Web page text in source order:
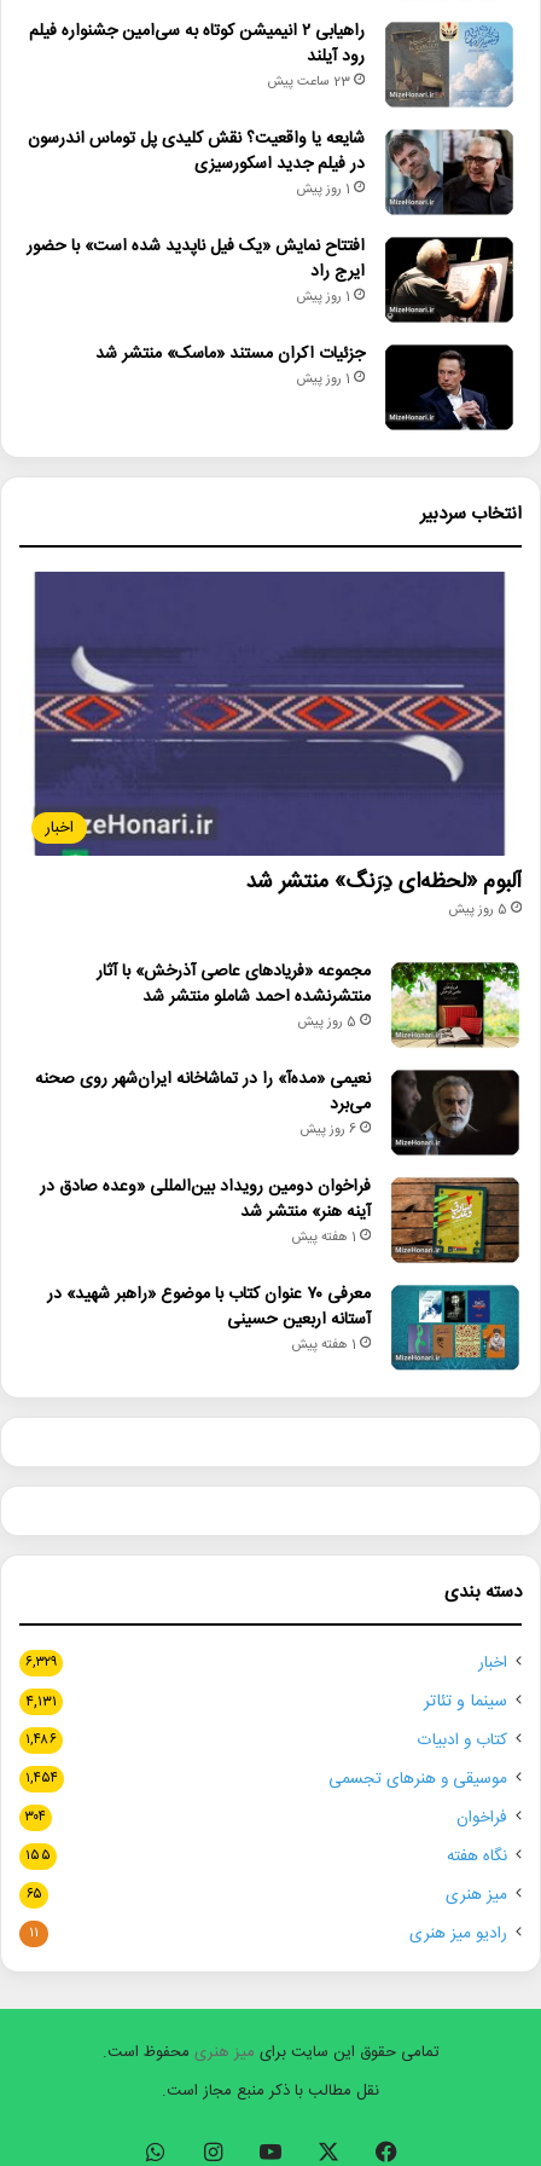
تندیس_حافظ جشن_حافظ
فراخوان
فراخوان_فیلم_کوتاه
راهیابی ۲ انیمیشن کوتاه به سی‌امین جشنواره فیلم
رود آیلند
23 ساعت پیش
شایعه یا واقعیت؟ نقش کلیدی پل توماس اندرسون
در فیلم جدید اسکورسیزی
1 روز پیش
افتتاح نمایش «یک فیل ناپدید شده است» با حضور
ایرج راد
1 روز پیش
جزئیات اکران مستند «ماسک» منتشر شد
1 روز پیش
انتخاب سردبیر
اخبار
آلبوم «لحظه‌ای دِرَنگ» منتشر شد
5 روز پیش
مجموعه «فریادهای عاصی آذرخش» با آثار
منتشرنشده احمد شاملو منتشر شد
5 روز پیش
نعیمی «مده‌آ» را در تماشاخانه ایران‌شهر روی صحنه
می‌برد
6 روز پیش
فراخوان دومین رویداد بین‌المللی «وعده صادق در
آینه هنر» منتشر شد
1 هفته پیش
معرفی ۷۰ عنوان کتاب با موضوع «راهبر شهید» در
آستانه اربعین حسینی
1 هفته پیش
دسته بندی
اخبار ۶,۳۲۹
سینما و تئاتر ۴,۱۳۱
کتاب و ادبیات ۱,۴۸۶
موسیقی و هنرهای تجسمی ۱,۴۵۴
فراخوان ۳۰۴
نگاه هفته ۱۵۵
میز هنری ۶۵
رادیو میز هنری ۱۱
تمامی حقوق این سایت برای میز هنری محفوظ است.
نقل مطالب با ذکر منبع مجاز است.
فیسبوک ایکس یوتیوب اینستاگرام